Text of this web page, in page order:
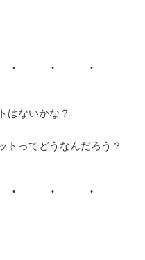
はないかな？
トってどうなんだろう？